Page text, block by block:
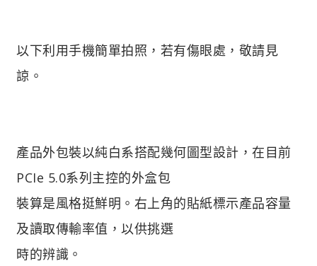
以下利用手機簡單拍照，若有傷眼處，敬請見
諒。
產品外包裝以純白系搭配幾何圖型設計，在目前
PCIe 5.0系列主控的外盒包
裝算是風格挺鮮明。右上角的貼紙標示產品容量
及讀取傳輸率值，以供挑選
時的辨識。